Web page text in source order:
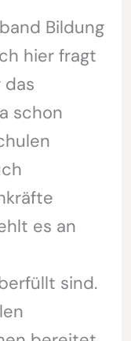
Bildung
hier fragt
das
schon
es an
sind.